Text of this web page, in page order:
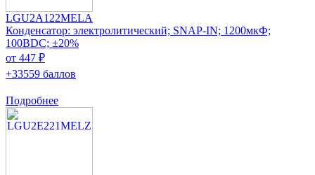
LGU2A122MELA
Конденсатор: электролитический; SNAP-IN; 1200мкФ;
100ВDC; ±20%
от 447 ₽
+33559 баллов
Подробнее